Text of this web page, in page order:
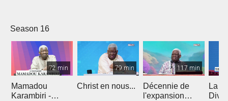
Season 16
72 min
Mamadou
Karambiri -
79 min
Christ en nous...
117 min
Décennie de
l'expansion
La